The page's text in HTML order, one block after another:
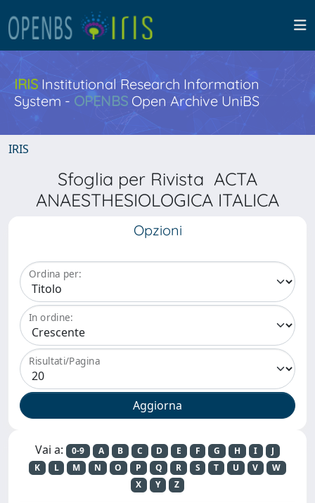
IRISInstitutional Research Information
System - OPENBS Open Archive UniBS
IRIS
Sfoglia per Rivista ACTA
ANAESTHESIOLOGICA ITALICA
Opzioni
Ordina per:
In ordine:
Risultati/Pagina
Vai a: 0-9 A B C D E F G H I
J
K
L M N O P Q R S T U V
W
X
Y Z